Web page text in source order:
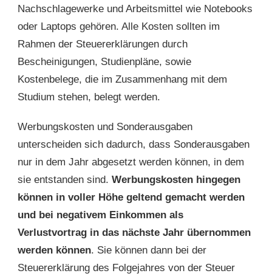
Nachschlagewerke und Arbeitsmittel wie Notebooks
oder Laptops gehören. Alle Kosten sollten im
Rahmen der Steuererklärungen durch
Bescheinigungen, Studienpläne, sowie
Kostenbelege, die im Zusammenhang mit dem
Studium stehen, belegt werden.
Werbungskosten und Sonderausgaben
unterscheiden sich dadurch, dass Sonderausgaben
nur in dem Jahr abgesetzt werden können, in dem
sie entstanden sind. Werbungskosten hingegen
können in voller Höhe geltend gemacht werden
und bei negativem Einkommen als
Verlustvortrag in das nächste Jahr übernommen
werden können. Sie können dann bei der
Steuererklärung des Folgejahres von der Steuer